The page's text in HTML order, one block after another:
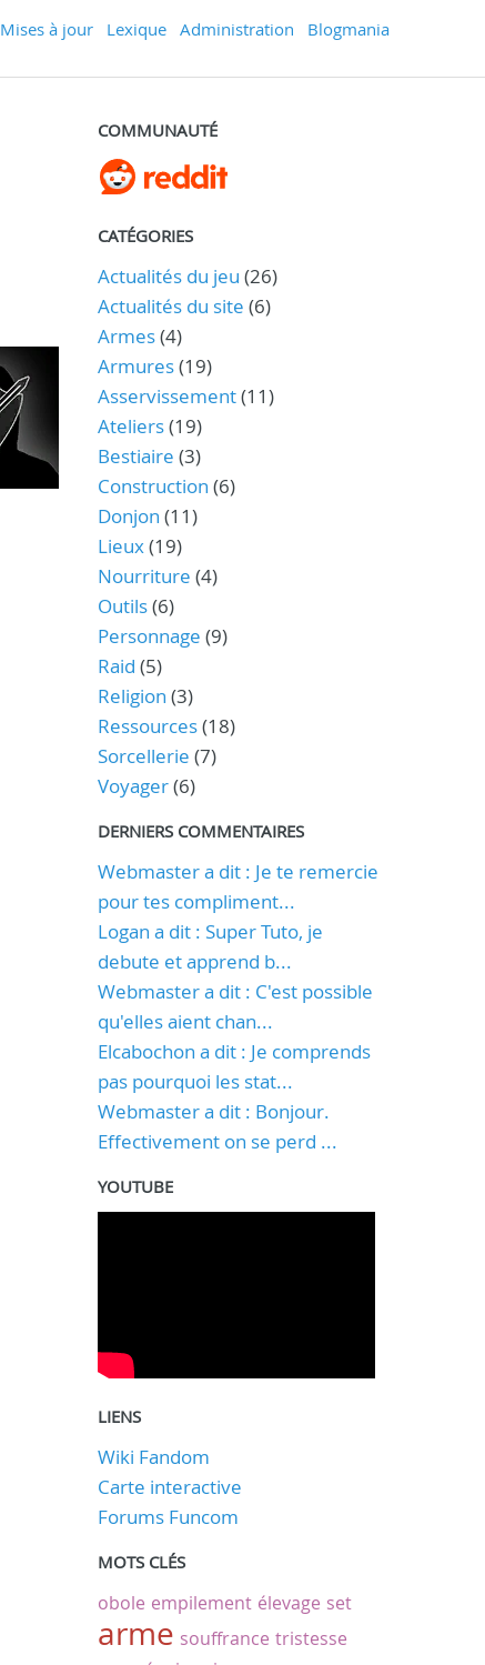
Mises à jour Lexique Administration Blogmania
COMMUNAUTÉ
CATÉGORIES
Actualités du jeu (26)
Actualités du site (6)
Armes(4)
Armures(19)
Asservissement(11)
Ateliers(19)
Bestiaire (3)
Construction (6)
Donjon (11)
Lieux(19)
Nourriture (4)
Outils(6)
Personnage (9)
Raid (5)
Religion (3)
Ressources(18)
Sorcellerie (7)
Voyager(6)
DERNIERS COMMENTAIRES
Webmaster a dit : Je te remercie
pour tes compliment...
Logan a dit : Super Tuto, je
debute et apprend b...
Webmaster a dit : C'est possible
qu'elles aient chan...
Elcabochon a dit : Je comprends
pas pourquoi les stat...
Webmaster a dit : Bonjour.
Effectivement on se perd ...
YOUTUBE
LIENS
Wiki Fandom
Carte interactive
Forums Funcom
MOTS CLÉS
obole empilement élevage set
arme souffrance tristesse